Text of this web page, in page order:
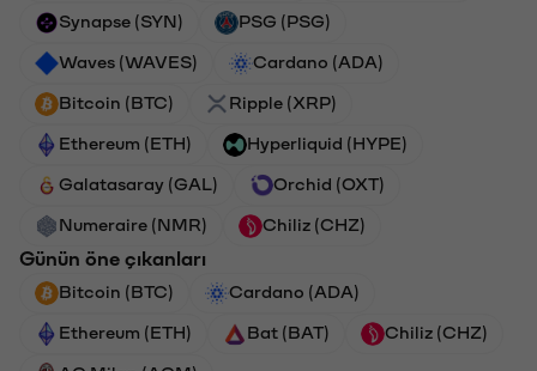
Synapse (SYN) PSG (PSG)
Waves (WAVES) Cardano (ADA)
Bitcoin (BTC) Ripple (XRP)
Ethereum (ETH) Hyperliquid (HYPE)
Galatasaray (GAL) Orchid (OXT)
Numeraire (NMR) Chiliz (CHZ)
Günün öne çıkanları
Bitcoin (BTC) Cardano (ADA)
Ethereum (ETH) Bat (BAT) Chiliz (CHZ)